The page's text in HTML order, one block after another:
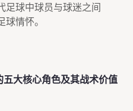
足球中球员与球迷之间
情怀。
大核心角色及其战术价值